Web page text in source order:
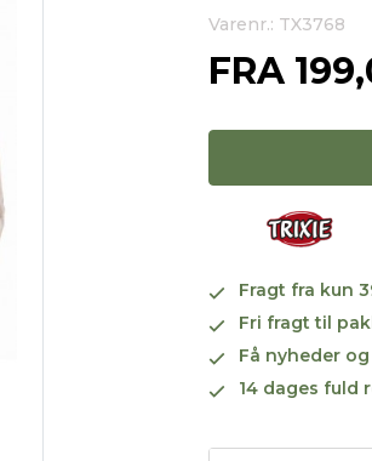
Varenr.: TX3768
FRA
Fragt fra kun
Fri fragt til
Få nyheder
14 dages fuld